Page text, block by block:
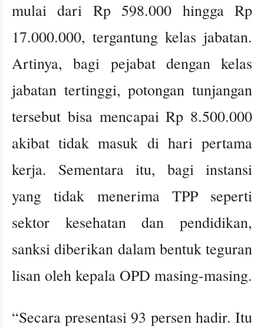
mulai dari Rp 598.000 hingga Rp
17.000.000, tergantung kelas jabatan.
Artinya, bagi pejabat dengan kelas
jabatan tertinggi, potongan tunjangan
tersebut bisa mencapai Rp 8.500.000
akibat tidak masuk di hari pertama
kerja. Sementara itu, bagi instansi
yang tidak menerima TPP seperti
sektor kesehatan dan pendidikan,
sanksi diberikan dalam bentuk teguran
lisan oleh kepala OPD masing-masing.
“Secara presentasi 93 persen hadir. Itu